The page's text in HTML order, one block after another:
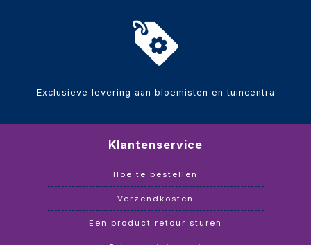
Exclusieve levering aan bloemisten en tuincentra
Klantenservice
Hoe te bestellen
Verzendkosten
Een product retour sturen